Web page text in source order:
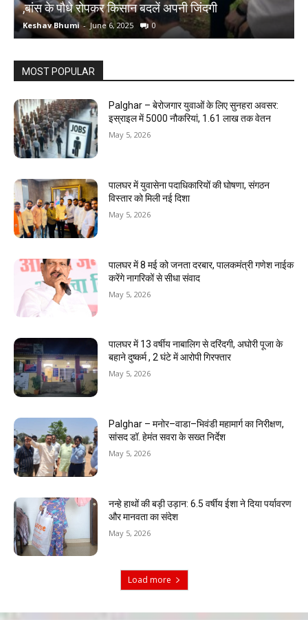
,बांस के पौधे रोपकर किसान बदलें अपनी जिंदगी
Keshav Bhumi - June 6, 2025 0
MOST POPULAR
Palghar – बेरोजगार युवाओं के लिए सुनहरा अवसर:
इस्राइल में 5000 नौकरियां, ₹1.61 लाख तक वेतन
May 5, 2026
पालघर में युवासेना पदाधिकारियों की घोषणा, संगठन
विस्तार को मिली नई दिशा
May 5, 2026
पालघर में 8 मई को जनता दरबार, पालकमंत्री गणेश नाईक
करेंगे नागरिकों से सीधा संवाद
May 5, 2026
पालघर में 13 वर्षीय नाबालिग से दरिंदगी, अघोरी पूजा के
बहाने दुष्कर्म , 2 घंटे में आरोपी गिरफ्तार
May 5, 2026
Palghar – मनोर–वाडा–भिवंडी महामार्ग का निरीक्षण,
सांसद डॉ. हेमंत सवरा के सख्त निर्देश
May 5, 2026
नन्हे हाथों की बड़ी उड़ान: 6.5 वर्षीय ईशा ने दिया पर्यावरण
और मानवता का संदेश
May 5, 2026
Load more